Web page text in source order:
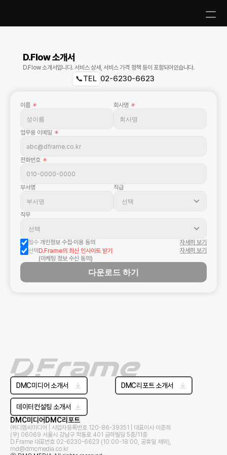
D.Flow 소개서
D.Flow 소개서입니다. 서비스 상세, 서비스 가격 정책 등이 포함되어있습니다.
📞TEL 02-6230-6623
이름 ＊ 회사명 ＊
업무용 이메일 ＊
전화번호 ＊
부서명 직급
직무
필수 개인정보 수집·이용 동의
자세히 보기
선택 D.Frame의 최신 인사이트 받기
(마케팅 정보 수신 동의)
자세히 보기
다운로드 하기
DMC미디어 DMC리포트
㈜디엠씨미디어 | 사업자등록번호 120-86-39351 | 대표이사 이준희
(우) 06069 서울시 강남구 학동로 401 금하빌딩 5층/11층
D.Frame 대표번호 02-6230-6623 (10:00-18:00, 공휴일 제외),
rnd@dmcmedia.co.kr
DMC미디어 소개서 DMC리포트 소개서
데이터컨설팅 소개서